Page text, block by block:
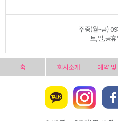
주중(월~금)
토,일,공
홈 회사소개 예약